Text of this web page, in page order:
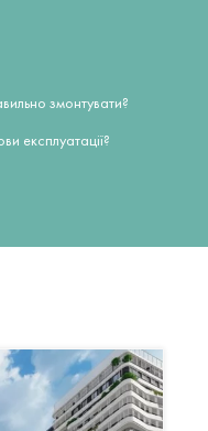
змонтувати?
експлуатації?